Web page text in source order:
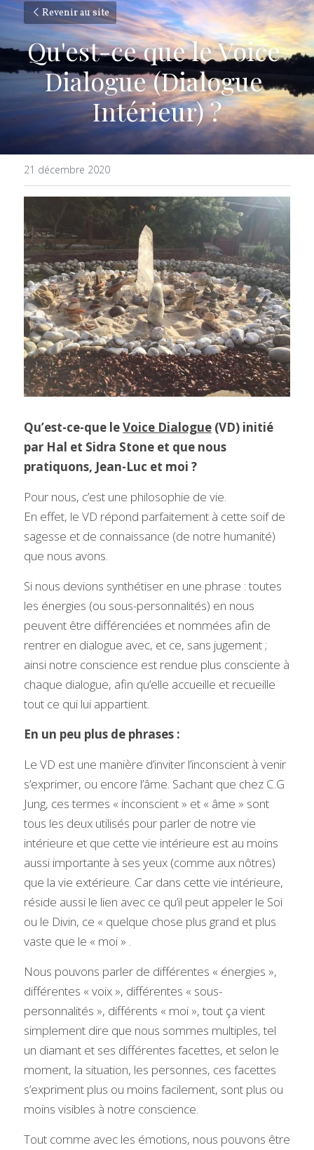
Revenir au site
Qu'est-ce que le Voice
Dialogue (Dialogue
Intérieur) ?
21 décembre 2020
Qu’est-ce-que le Voice Dialogue (VD) initié
par Hal et Sidra Stone et que nous
pratiquons, Jean-Luc et moi ?
Pour nous, c’est une philosophie de vie.
En effet, le VD répond parfaitement à cette soif de
sagesse et de connaissance (de notre humanité)
que nous avons.
Si nous devions synthétiser en une phrase : toutes
les énergies (ou sous-personnalités) en nous
peuvent être différenciées et nommées afin de
rentrer en dialogue avec, et ce, sans jugement ;
ainsi notre conscience est rendue plus consciente à
chaque dialogue, afin qu’elle accueille et recueille
tout ce qui lui appartient.
En un peu plus de phrases :
Le VD est une manière d’inviter l’inconscient à venir
s’exprimer, ou encore l’âme. Sachant que chez C.G
Jung, ces termes « inconscient » et « âme » sont
tous les deux utilisés pour parler de notre vie
intérieure et que cette vie intérieure est au moins
aussi importante à ses yeux (comme aux nôtres)
que la vie extérieure. Car dans cette vie intérieure,
réside aussi le lien avec ce qu’il peut appeler le Soi
ou le Divin, ce « quelque chose plus grand et plus
vaste que le « moi » .
Nous pouvons parler de différentes « énergies »,
différentes « voix », différentes « sous-
personnalités », différents « moi », tout ça vient
simplement dire que nous sommes multiples, tel
un diamant et ses différentes facettes, et selon le
moment, la situation, les personnes, ces facettes
s’expriment plus ou moins facilement, sont plus ou
moins visibles à notre conscience.
Tout comme avec les émotions, nous pouvons être